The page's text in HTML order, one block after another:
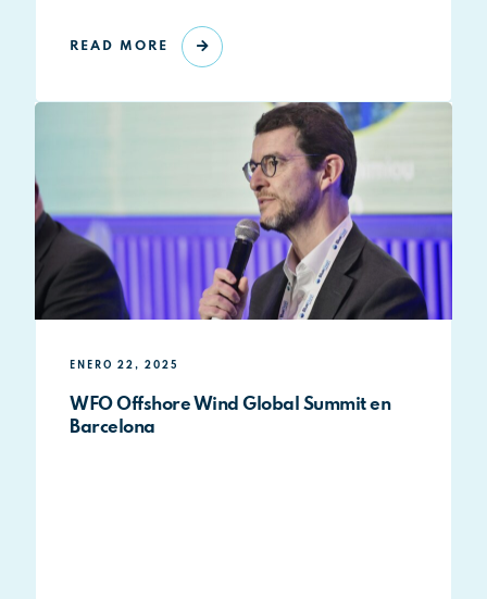
READ MORE
ENERO 22, 2025
WFO Offshore Wind Global Summit en
Barcelona